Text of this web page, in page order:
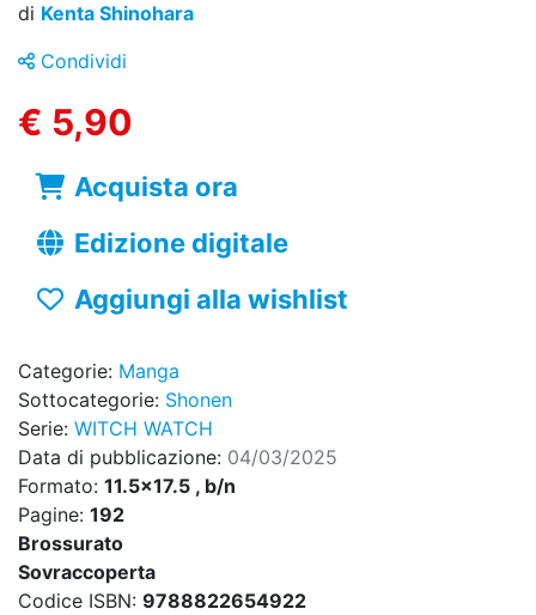
di Kenta Shinohara
Condividi
€ 5,90
Acquista ora
Edizione digitale
Aggiungi alla wishlist
Categorie: Manga
Sottocategorie: Shonen
Serie: WITCH WATCH
Data di pubblicazione: 04/03/2025
Formato: 11.5x17.5 , b/n
Pagine: 192
Brossurato
Sovraccoperta
Codice ISBN: 9788822654922